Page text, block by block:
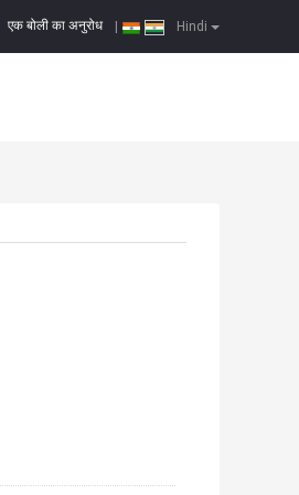
Hindi
एक बोली का अनुरोध